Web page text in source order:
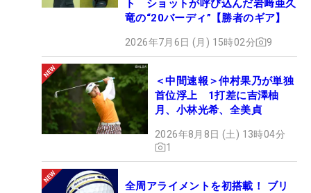
ト ショットが呼び込んだ岩﨑亜久
竜の“20バーディ”【勝者のギア】
2026年7月6日 (月) 15時02分 9
＜中間速報＞仲村果乃が単独
首位浮上 1打差に吉澤柚
月、小林光希、全美貞
2026年8月8日 (土) 13時04分
1
全周アライメントを初搭載！ ブリ